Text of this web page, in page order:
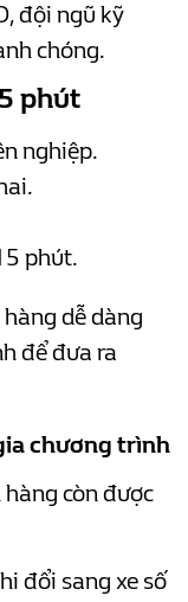
đội ngũ kỹ
chóng.
phút
nghiệp.
phút.
dễ dàng
để đưa ra
chương trình
còn được
đổi sang xe số